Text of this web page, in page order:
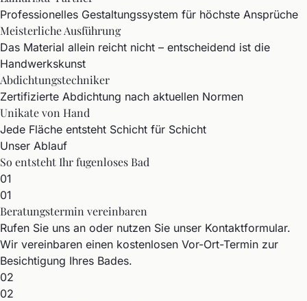
Professionelles Gestaltungssystem für höchste Ansprüche
Meisterliche Ausführung
Das Material allein reicht nicht – entscheidend ist die
Handwerkskunst
Abdichtungstechniker
Zertifizierte Abdichtung nach aktuellen Normen
Unikate von Hand
Jede Fläche entsteht Schicht für Schicht
Unser Ablauf
So entsteht Ihr fugenloses Bad
01
01
Beratungstermin vereinbaren
Rufen Sie uns an oder nutzen Sie unser Kontaktformular.
Wir vereinbaren einen kostenlosen Vor-Ort-Termin zur
Besichtigung Ihres Bades.
02
02